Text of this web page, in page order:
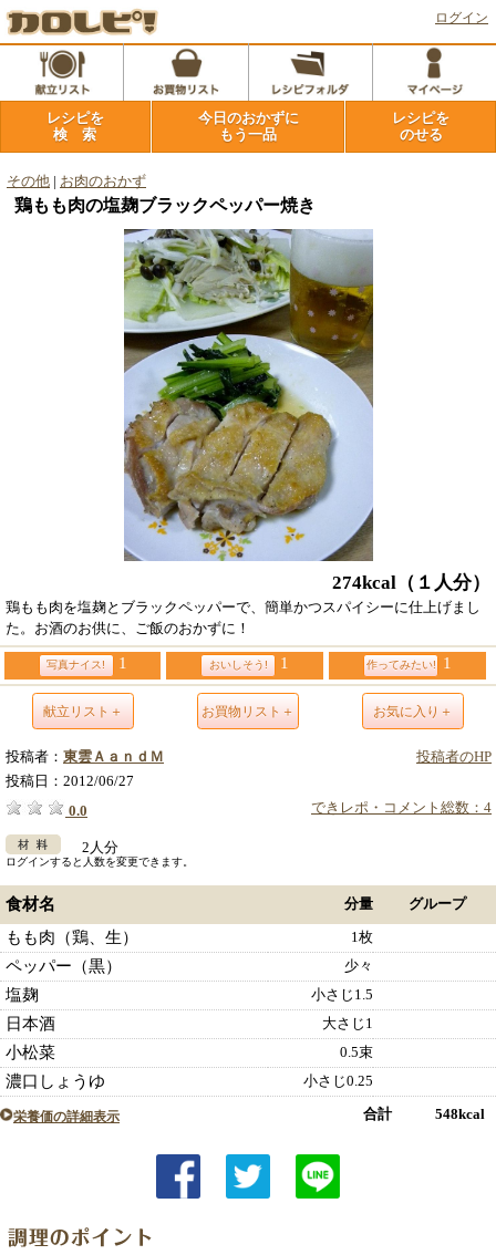
ログイン
レシピを
検 索
今日のおかずに
もう一品
レシピを
のせる
その他 お肉のおかず
鶏もも肉の塩麹ブラックペッパー焼き
274kcal （１人分）
鶏もも肉を塩麹とブラックペッパーで、簡単かつスパイシーに仕上げまし
た。お酒のお供に、ご飯のおかずに！
写真ナイス! 1 おいしそう! 1 作ってみたい! 1
献立リスト＋ お買物リスト＋ お気に入り＋
投稿者のHP
投稿者： 東雲ＡａｎｄＭ
投稿日： 2012/06/27
できレポ・コメント総数：4
0.0
2人分
ログインすると人数を変更できます。
食材名 分量 グループ
もも肉（鶏、生） 1枚
ペッパー（黒） 少々
塩麹 小さじ1.5
日本酒 大さじ1
小松菜 0.5束
濃口しょうゆ 小さじ0.25
栄養価の詳細表示 合計 548kcal